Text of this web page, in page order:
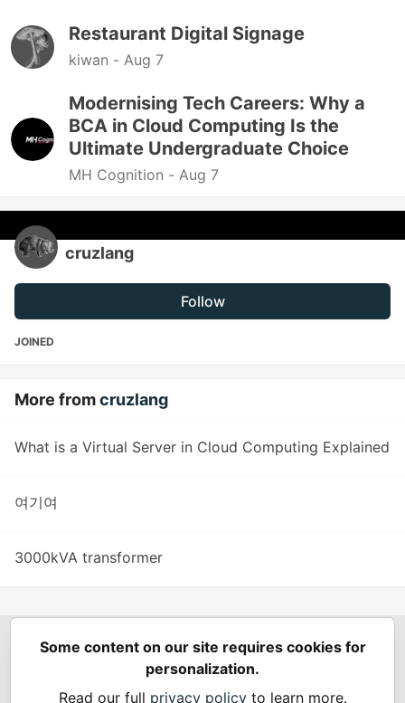
Restaurant Digital Signage
kiwan - Aug 7
Modernising Tech Careers: Why a
BCA in Cloud Computing Is the
Ultimate Undergraduate Choice
MH Cognition - Aug 7
cruzlang
Follow
JOINED
More fromcruzlang
What is a Virtual Server in Cloud Computing Explained
여기여
3000kVA transformer
Spring Builders—
Podcasts
Spring Calendar
Some content on our site requires cookies for
personalization.
Read our full privacy policyto learn more.